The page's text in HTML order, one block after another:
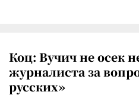
Коц: Вучич не осек
журналиста за
русских»